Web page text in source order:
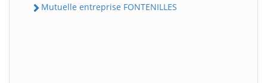
Mutuelle entreprise FONTENILLES